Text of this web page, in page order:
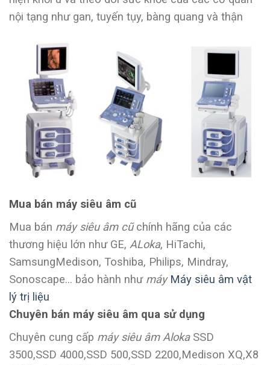
nội tạng như gan, tuyến tụy, bàng quang và thận
Mua bán máy siêu âm cũ
Mua bán máy siêu âm cũchính hãng của các
thương hiệu lớn như GE, ALoka, HiTachi,
SamsungMedison, Toshiba, Philips, Mindray,
Sonoscape… bảo hành như máy Máy siêu âm vật
lý trị liệu
Chuyên bán máy siêu âm qua sử dụng
Chuyên cung cấp máy siêu âm AlokaSSD
3500,SSD 4000,SSD 500,SSD 2200,Medison XQ,X8